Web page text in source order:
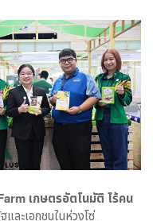
เกษตรอัตโนมัติ ไร้คน
ละเอกชนในห่วงโซ่